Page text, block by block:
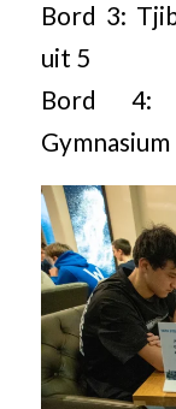
Bord 3:
uit 5
Bord 4: